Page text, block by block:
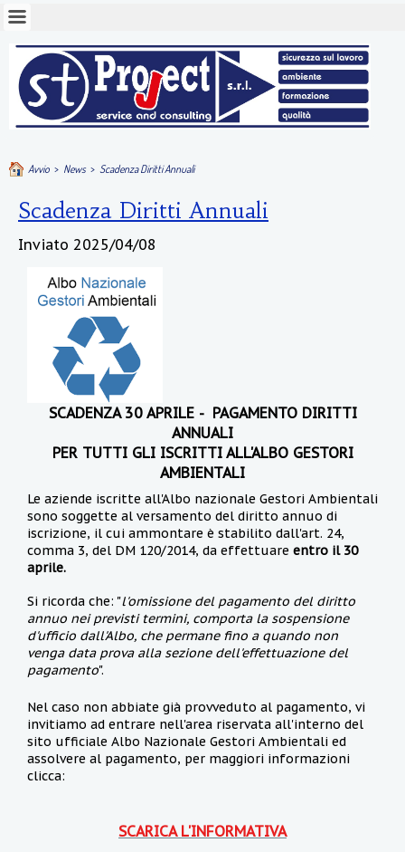
Avvio > News > Scadenza Diritti Annuali
Scadenza Diritti Annuali
Inviato 2025/04/08
SCADENZA 30 APRILE - PAGAMENTO DIRITTI
ANNUALI
PER TUTTI GLI ISCRITTI ALL'ALBO GESTORI
AMBIENTALI
Le aziende iscritte all'Albo nazionale Gestori Ambientali
sono soggette al versamento del diritto annuo di
iscrizione, il cui ammontare è stabilito dall'art. 24,
comma 3, del DM 120/2014, da effettuare entro il 30
aprile.
Si ricorda che: "l'omissione del pagamento del diritto
annuo nei previsti termini, comporta la sospensione
d'ufficio dall'Albo, che permane fino a quando non
venga data prova alla sezione dell'effettuazione del
pagamento".
Nel caso non abbiate già provveduto al pagamento, vi
invitiamo ad entrare nell'area riservata all'interno del
sito ufficiale Albo Nazionale Gestori Ambientali ed
assolvere al pagamento, per maggiori informazioni
clicca:
SCARICA L'INFORMATIVA